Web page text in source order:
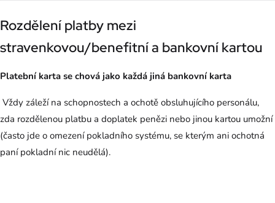
Rozdělení platby mezi
stravenkovou/benefitní a bankovní kartou
Platební karta se chová jako každá jiná bankovní karta
Vždy záleží na schopnostech a ochotě obsluhujícího personálu,
zda rozdělenou platbu a doplatek penězi nebo jinou kartou umožní
(často jde o omezení pokladního systému, se kterým ani ochotná
paní pokladní nic neudělá).